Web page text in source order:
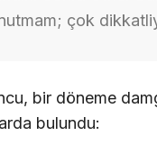
çok
bir döneme
bulundu: